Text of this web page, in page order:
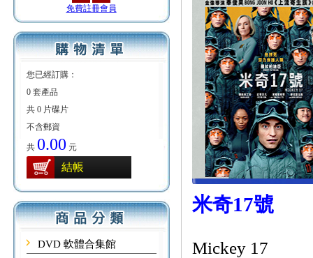
免費註冊會員
您已經訂購：
0 套產品
共 0 片碟片
不含郵資
共 0.00 元
結帳
DVD 軟體合集館
米奇17號
Mickey 17